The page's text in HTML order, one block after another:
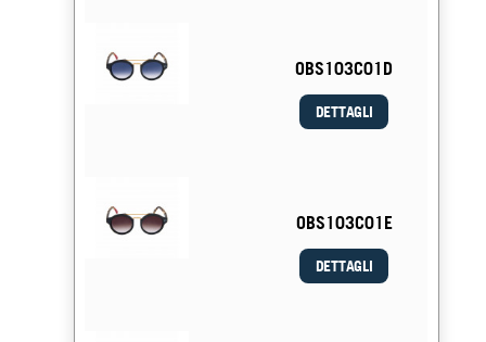
OBS103C01D
DETTAGLI
OBS103C01E
DETTAGLI